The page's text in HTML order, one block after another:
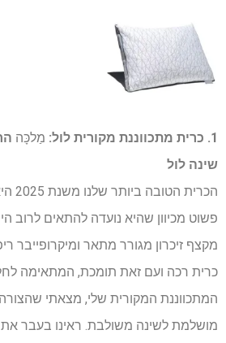
1. כרית מתכווננת מקורית לול: מַלכָּה
שינה לול
פשוט מכיוון שהיא נועדה להתאים לרוב
כרית רכה ועם זאת תומכת, המתאימה
המתכווננת המקורית שלי, מצאתי
מושלמת לשינה משולבת. ראינו בעבר את